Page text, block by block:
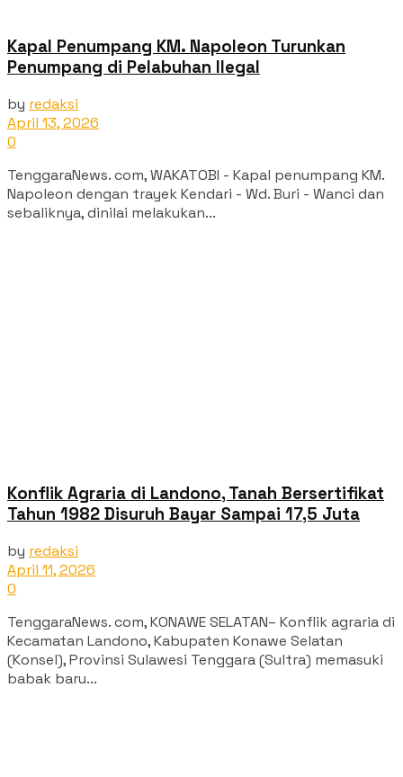
Kapal Penumpang KM. Napoleon Turunkan
Penumpang di Pelabuhan Ilegal
by redaksi
April 13, 2026
0
TenggaraNews. com, WAKATOBI - Kapal penumpang KM.
Napoleon dengan trayek Kendari - Wd. Buri - Wanci dan
sebaliknya, dinilai melakukan...
Konflik Agraria di Landono, Tanah Bersertifikat
Tahun 1982 Disuruh Bayar Sampai 17,5 Juta
by redaksi
April 11, 2026
0
TenggaraNews. com, KONAWE SELATAN– Konflik agraria di
Kecamatan Landono, Kabupaten Konawe Selatan
(Konsel), Provinsi Sulawesi Tenggara (Sultra) memasuki
babak baru...